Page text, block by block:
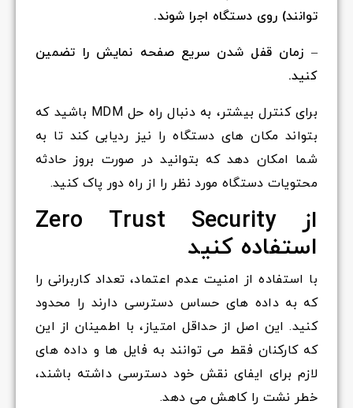
توانند) روی دستگاه اجرا شوند.
– زمان قفل شدن سریع صفحه نمایش را تضمین
کنید.
برای کنترل بیشتر، به دنبال راه حل MDM باشید که
بتواند مکان های دستگاه را نیز ردیابی کند تا به
شما امکان دهد که بتوانید در صورت بروز حادثه
محتویات دستگاه مورد نظر را از راه دور پاک کنید.
از Zero Trust Security
استفاده کنید
با استفاده از امنیت عدم اعتماد، تعداد کاربرانی را
که به داده های حساس دسترسی دارند را محدود
کنید. این اصل از حداقل امتیاز، با اطمینان از این
که کارکنان فقط می توانند به فایل ها و داده های
لازم برای ایفای نقش خود دسترسی داشته باشند،
خطر نشت را کاهش می دهد.